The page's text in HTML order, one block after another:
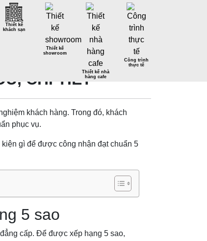
Thiết kế
khách sạn
Thiết kế
showroom
Thiết kế nhà
hàng cafe
Công trình
thực tế
CHI TIẾT
khách hàng. Trong đó, khách
phục vụ.
gì để được công nhận đạt chuẩn 5
5 sao
cấp. Để được xếp hạng 5 sao,